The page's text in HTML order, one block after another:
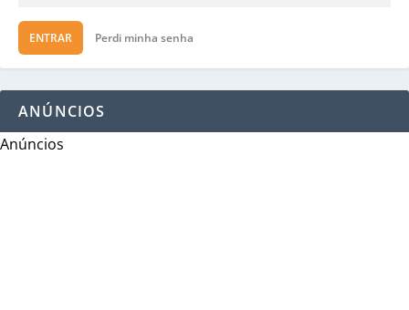
ENTRAR Perdi minha senha
ANÚNCIOS
Anúncios